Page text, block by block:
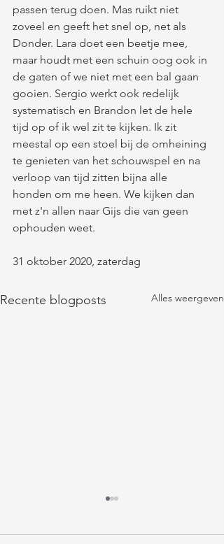
passen terug doen. Mas ruikt niet
zoveel en geeft het snel op, net als
Donder. Lara doet een beetje mee,
maar houdt met een schuin oog ook in
de gaten of we niet met een bal gaan
gooien. Sergio werkt ook redelijk
systematisch en Brandon let de hele
tijd op of ik wel zit te kijken. Ik zit
meestal op een stoel bij de omheining
te genieten van het schouwspel en na
verloop van tijd zitten bijna alle
honden om me heen. We kijken dan
met z'n allen naar Gijs die van geen
ophouden weet.
31 oktober 2020, zaterdag
Recente blogposts Alles weergeven